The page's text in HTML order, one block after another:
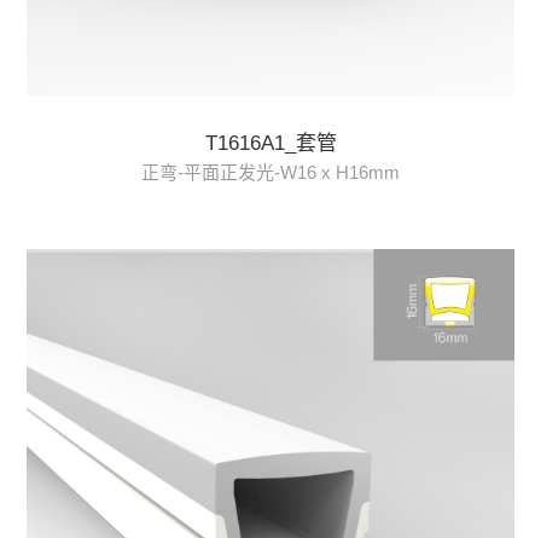
T1616A1_套管
正弯-平面正发光-W16 x H16mm